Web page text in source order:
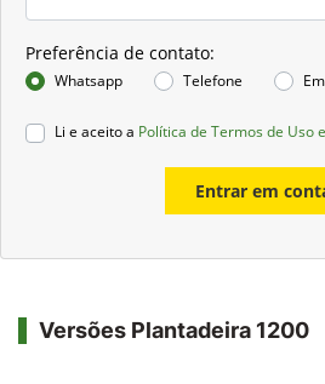
Preferência de contato:
Whatsapp Telefone
Li e aceito a Política de Termos de Uso
Entrar em
Versões Plantadeira 1200